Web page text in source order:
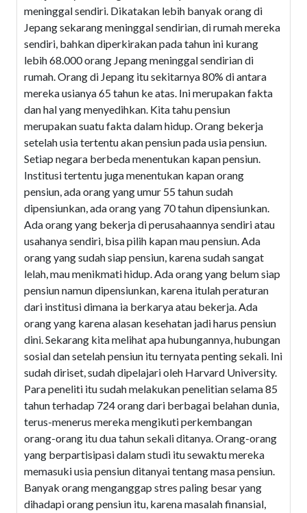
meninggal sendiri. Dikatakan lebih banyak orang di
Jepang sekarang meninggal sendirian, di rumah mereka
sendiri, bahkan diperkirakan pada tahun ini kurang
lebih 68.000 orang Jepang meninggal sendirian di
rumah. Orang di Jepang itu sekitarnya 80% di antara
mereka usianya 65 tahun ke atas. Ini merupakan fakta
dan hal yang menyedihkan. Kita tahu pensiun
merupakan suatu fakta dalam hidup. Orang bekerja
setelah usia tertentu akan pensiun pada usia pensiun.
Setiap negara berbeda menentukan kapan pensiun.
Institusi tertentu juga menentukan kapan orang
pensiun, ada orang yang umur 55 tahun sudah
dipensiunkan, ada orang yang 70 tahun dipensiunkan.
Ada orang yang bekerja di perusahaannya sendiri atau
usahanya sendiri, bisa pilih kapan mau pensiun. Ada
orang yang sudah siap pensiun, karena sudah sangat
lelah, mau menikmati hidup. Ada orang yang belum siap
pensiun namun dipensiunkan, karena itulah peraturan
dari institusi dimana ia berkarya atau bekerja. Ada
orang yang karena alasan kesehatan jadi harus pensiun
dini. Sekarang kita melihat apa hubungannya, hubungan
sosial dan setelah pensiun itu ternyata penting sekali. Ini
sudah diriset, sudah dipelajari oleh Harvard University.
Para peneliti itu sudah melakukan penelitian selama 85
tahun terhadap 724 orang dari berbagai belahan dunia,
terus-menerus mereka mengikuti perkembangan
orang-orang itu dua tahun sekali ditanya. Orang-orang
yang berpartisipasi dalam studi itu sewaktu mereka
memasuki usia pensiun ditanyai tentang masa pensiun.
Banyak orang menganggap stres paling besar yang
dihadapi orang pensiun itu, karena masalah finansial,